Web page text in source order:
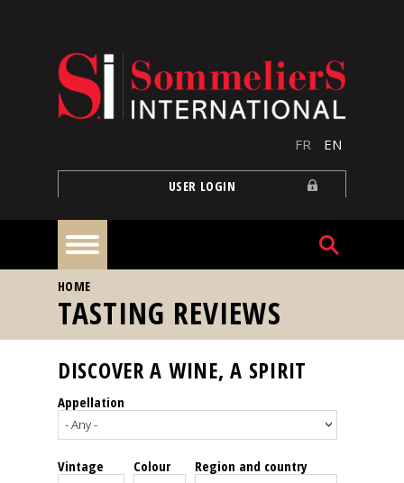
FR EN
USER LOGIN
Home
Our
events
Spirits
YOU ARE HERE
HOME
TASTING REVIEWS
DISCOVER A WINE, A SPIRIT
Appellation
Vintage Colour Region and country